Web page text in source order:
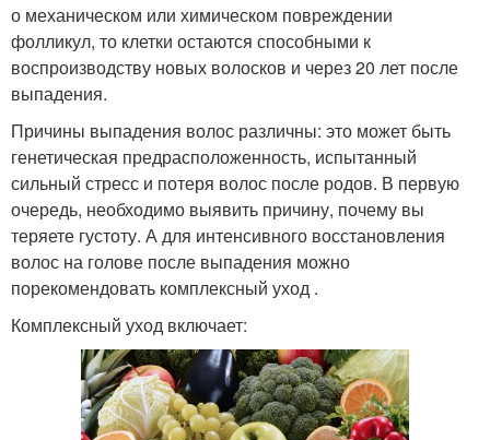
о механическом или химическом повреждении
фолликул, то клетки остаются способными к
воспроизводству новых волосков и через 20 лет после
выпадения.
Причины выпадения волос различны: это может быть
генетическая предрасположенность, испытанный
сильный стресс и потеря волос после родов. В первую
очередь, необходимо выявить причину, почему вы
теряете густоту. А для интенсивного восстановления
волос на голове после выпадения можно
порекомендовать комплексный уход .
Комплексный уход включает: